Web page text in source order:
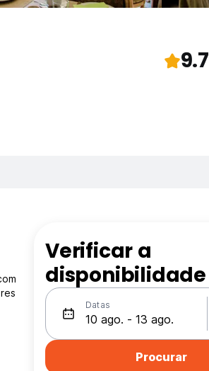
9.7
Verificar a
disponibilidade
Datas
Procurar